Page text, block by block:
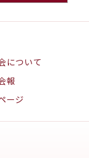
について
報
ージ